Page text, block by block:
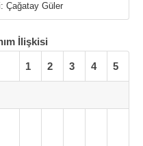
Çağatay Güler
İlişkisi
1 2 3 4 5